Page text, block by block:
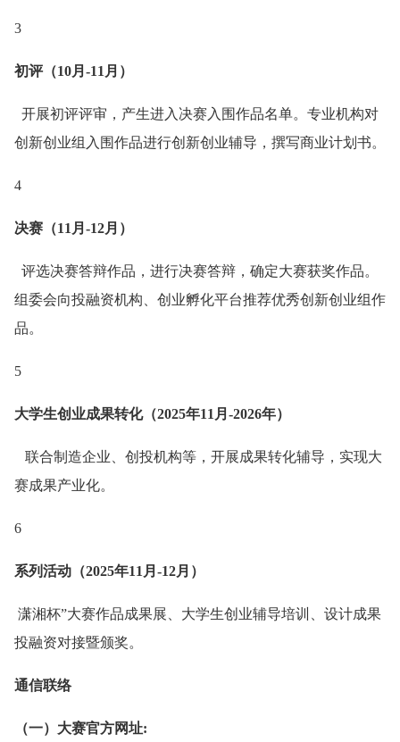
3
初评（10月-11月）
开展初评评审，产生进入决赛入围作品名单。专业机构对
创新创业组入围作品进行创新创业辅导，撰写商业计划书。
4
决赛（11月-12月）
评选决赛答辩作品，进行决赛答辩，确定大赛获奖作品。
组委会向投融资机构、创业孵化平台推荐优秀创新创业组作
品。
5
大学生创业成果转化（2025年11月-2026年）
联合制造企业、创投机构等，开展成果转化辅导，实现大
赛成果产业化。
6
系列活动（2025年11月-12月）
潇湘杯”大赛作品成果展、大学生创业辅导培训、设计成果
投融资对接暨颁奖。
通信联络
（一）大赛官方网址: